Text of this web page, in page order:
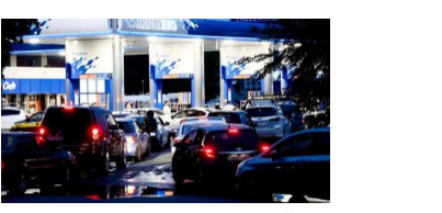
komisyonda kabul edildi ve bir dizi düzenleme
benimsendi. Teklif kapsamında, vazife
malullerinden hayatını kaybedenlerin anne ve
babalarına bağlanacak aylık tutarının, net asgari
ücretin altında olmayacağı hükme bağlanıyor....